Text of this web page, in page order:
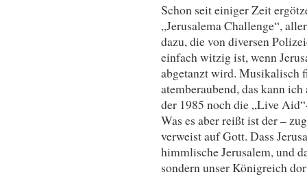
Schon seit einiger Zeit
„Jerusalema Challenge“,
dazu, die von diversen
einfach witzig ist, wenn
abgetanzt wird. Musikalisch
atemberaubend, das kann
der 1985 noch die „Live
Was es aber reißt ist der –
verweist auf Gott. Dass
himmlische Jerusalem, und
sondern unser Königreich